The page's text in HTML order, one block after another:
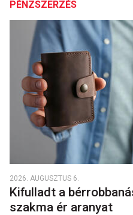
PÉNZSZERZÉS
2026. AUGUSZTUS 6.
Kifulladt a
szakma ér aranyat